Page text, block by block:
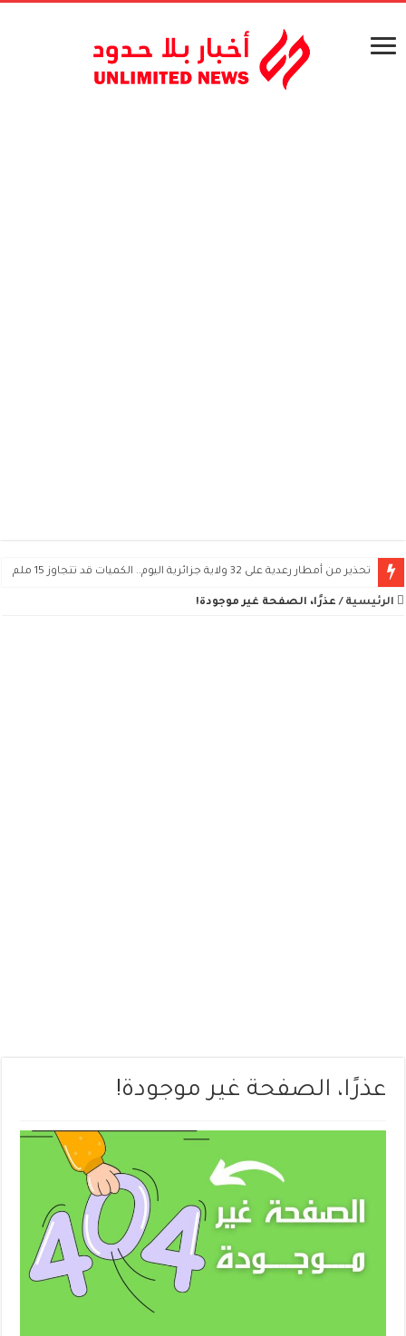
تحذير من أمطار رعدية على 32 ولاية جزائرية اليوم.. الكميات قد تتجاوز 15 ملم
الرئيسية / عذرًا، الصفحة غير موجودة!
عذرًا، الصفحة غير موجودة!